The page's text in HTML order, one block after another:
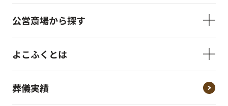
公営斎場から探す
よこふくとは
葬儀実績